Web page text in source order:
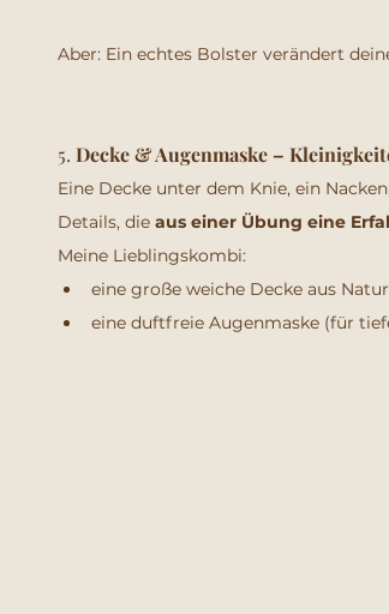
Aber: Ein echtes Bolster verändert
5. Decke & Augenmaske –
Eine Decke unter dem Knie, ein
Details, die aus einer Übung eine
Meine Lieblingskombi:
eine große weiche Decke aus
eine duftfreie Augenmaske (für